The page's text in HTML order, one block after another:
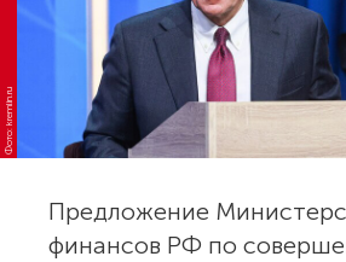
Фото: kremlin.ru
Предложение
финансов РФ по